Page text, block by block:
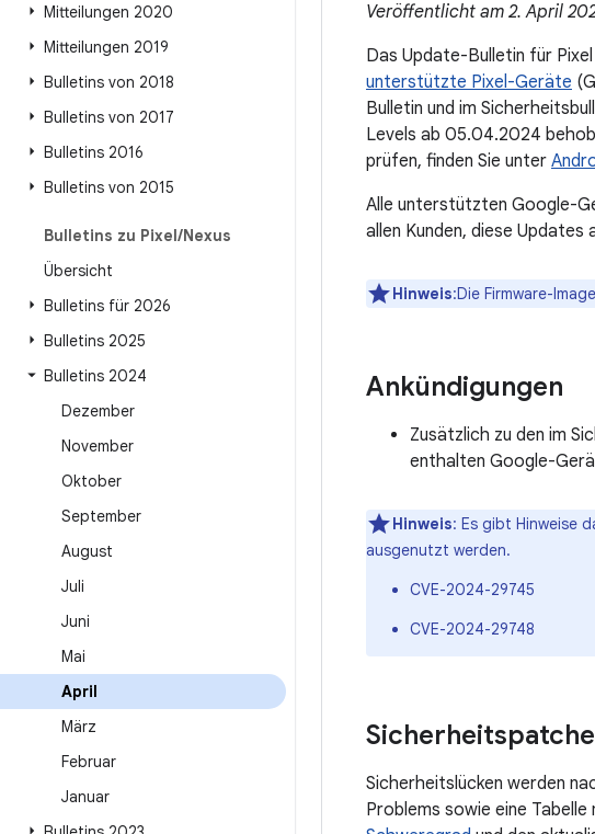
Mitteilungen 2020
Mitteilungen 2019
Bulletins von 2018
Bulletins von 2017
Bulletins 2016
Bulletins von 2015
Bulletins zu Pixel/Nexus
Übersicht
Bulletins für 2026
Bulletins 2025
Bulletins 2024
Dezember
November
Oktober
September
August
Juli
Juni
Mai
April
März
Februar
Januar
Veröffentlicht am 2. April
Das Update-Bulletin für
unterstützte Pixel-Geräte
Bulletin und im
Levels ab 05.04.2024
prüfen, finden Sie unter
Alle unterstützten Google-
allen Kunden, diese
Hinweis:Die Firmware-
Ankündigungen
Zusätzlich zu den im
enthalten Google-
Hinweis: Es gibt Hinweise
ausgenutzt werden.
CVE-2024-29745
CVE-2024-29748
Sicherheitslücken werden
Problems sowie eine